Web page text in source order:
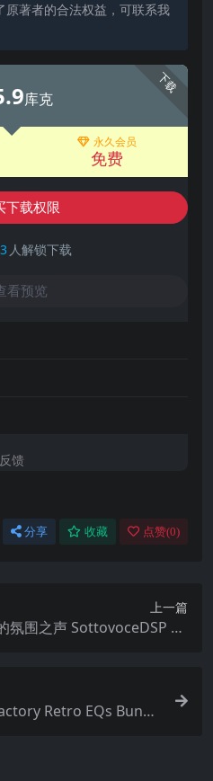
著者的合法权益，可联系我
下载
库克
永久会员
免费
下载权限
人解锁下载
看预览
馈
分享 收藏 点赞(0)
上一篇
氛围之声 SottovoceDSP Sp
Retro EQs Bundl